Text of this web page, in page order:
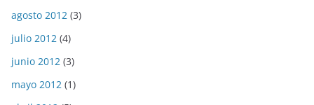
agosto 2012 (3)
julio 2012 (4)
junio 2012 (3)
mayo 2012 (1)